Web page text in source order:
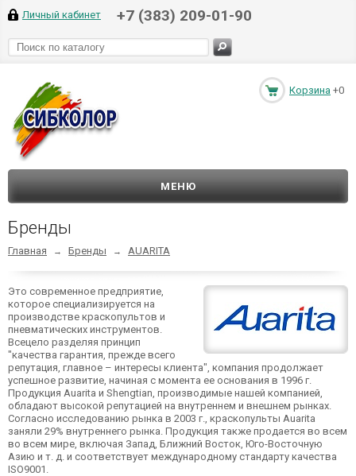
Личный кабинет +7 (383) 209-01-90
Корзина +0
МЕНЮ
Бренды
Главная → Бренды → AUARITA
Это современное предприятие,
которое специализируется на
производстве краскопультов и
пневматических инструментов.
Всецело разделяя принцип
"качества гарантия, прежде всего
репутация, главное – интересы клиента", компания продолжает
успешное развитие, начиная с момента ее основания в 1996 г.
Продукция Auarita и Shengtian, производимые нашей компанией,
обладают высокой репутацией на внутреннем и внешнем рынках.
Согласно исследованию рынка в 2003 г., краскопульты Auarita
заняли 29% внутреннего рынка. Продукция также продается во всем
во всем мире, включая Запад, Ближний Восток, Юго-Восточную
Азию и т. д. и соответствует международному стандарту качества
ISO9001.